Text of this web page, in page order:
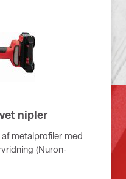
nipler
metalprofiler med
(Nuron-